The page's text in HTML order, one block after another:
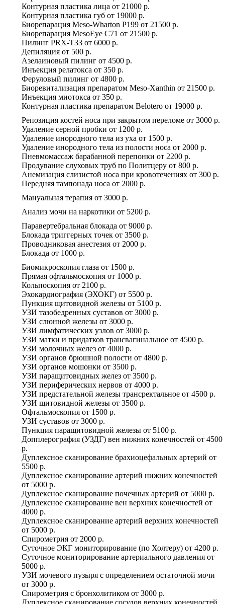
Контурная пластика лица от 21000 р.
Контурная пластика губ от 19000 р.
Биорепарация Meso-Wharton P199 от 21500 р.
Биорепарация MesoEye C71 от 21500 р.
Пилинг PRX-T33 от 6000 р.
Депиляция от 500 р.
Азелаиновый пилинг от 4500 р.
Инъекция релатокса от 350 р.
Феруловый пилинг от 4800 р.
Биоревитализация препаратом Meso-Xanthin от 21500 р.
Инъекция миотокса от 350 р.
Контурная пластика препаратом Belotero от 19000 р.
Репозиция костей носа при закрытом переломе от 3000 р.
Удаление серной пробки от 1200 р.
Удаление инородного тела из уха от 1500 р.
Удаление инородного тела из полости носа от 2000 р.
Пневмомассаж барабанной перепонки от 2200 р.
Продувание слуховых труб по Политцеру от 800 р.
Анемизация слизистой носа при кровотечениях от 300 р.
Передняя тампонада носа от 2000 р.
Мануальная терапия от 3000 р.
Анализ мочи на наркотики от 5200 р.
Паравертебральная блокада от 9000 р.
Блокада триггерных точек от 3500 р.
Проводниковая анестезия от 2000 р.
Блокада от 1000 р.
Биомикроскопия глаза от 1500 р.
Прямая офтальмоскопия от 1000 р.
Кольпоскопия от 2100 р.
Эхокардиография (ЭХОКГ) от 5500 р.
Пункция щитовидной железы от 5100 р.
УЗИ тазобедренных суставов от 3000 р.
УЗИ слюнной железы от 3000 р.
УЗИ лимфатических узлов от 3000 р.
УЗИ матки и придатков трансвагинальное от 4500 р.
УЗИ молочных желез от 4000 р.
УЗИ органов брюшной полости от 4800 р.
УЗИ органов мошонки от 3500 р.
УЗИ паращитовидных желез от 3500 р.
УЗИ периферических нервов от 4000 р.
УЗИ предстательной железы трансректальное от 4500 р.
УЗИ щитовидной железы от 3500 р.
Офтальмоскопия от 1500 р.
УЗИ суставов от 3000 р.
Пункция паращитовидной железы от 5100 р.
Допплерография (УЗДГ) вен нижних конечностей от 4500
р.
Дуплексное сканирование брахиоцефальных артерий от
5500 р.
Дуплексное сканирование артерий нижних конечностей
от 5000 р.
Дуплексное сканирование почечных артерий от 5000 р.
Дуплексное сканирование вен верхних конечностей от
4000 р.
Дуплексное сканирование артерий верхних конечностей
от 5000 р.
Спирометрия от 2000 р.
Суточное ЭКГ мониторирование (по Холтеру) от 4200 р.
Суточное мониторирование артериального давления от
5000 р.
УЗИ мочевого пузыря с определением остаточной мочи
от 3000 р.
Спирометрия с бронхолитиком от 3000 р.
Дуплексное сканирование сосудов верхних конечностей